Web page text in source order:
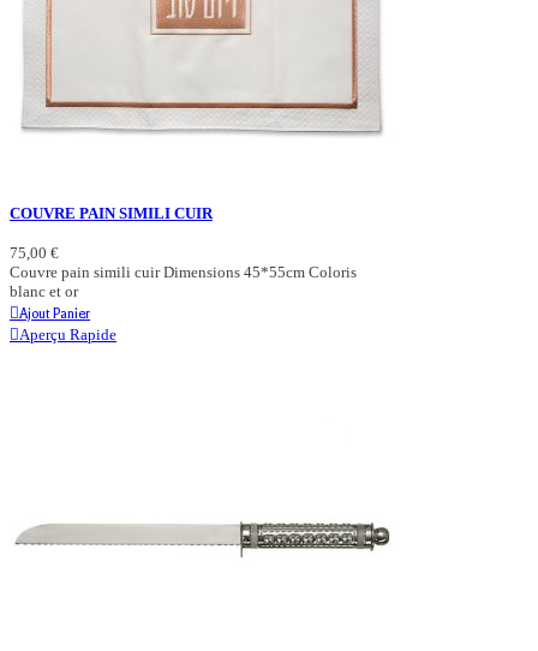
COUVRE PAIN SIMILI CUIR
75,00 €
Couvre pain simili cuir Dimensions 45*55cm Coloris
blanc et or
Ajout Panier
Aperçu Rapide